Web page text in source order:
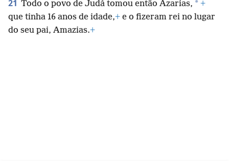
21 Todo o povo de Judá tomou então Azarias, * +
que tinha 16 anos de idade,+ e o fizeram rei no lugar
do seu pai, Amazias.+